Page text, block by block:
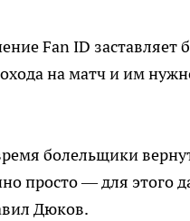
Fan ID
на матч и им
болельщики
просто — для
Дюков.